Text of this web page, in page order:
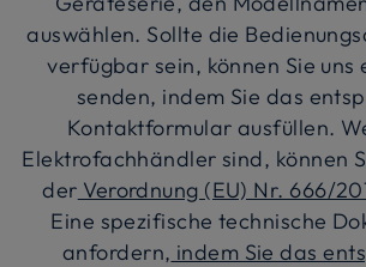
auswählen. Sollte die
verfügbar sein, können Sie uns
senden, indem Sie das
Kontaktformular ausfüllen.
Elektrofachhändler sind, können
der Verordnung (EU) Nr. 666/
Eine spezifische technische
anfordern, indem Sie das